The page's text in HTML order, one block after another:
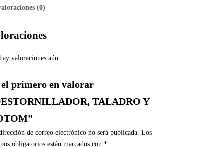
(0)
valoraciones aún.
el primero en valorar
TALADRO Y
de correo electrónico no será publicada. Los
obligatorios están marcados con *